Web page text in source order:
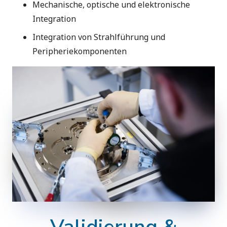
Mechanische, optische und elektronische
Integration
Integration von Strahlführung und
Peripheriekomponenten